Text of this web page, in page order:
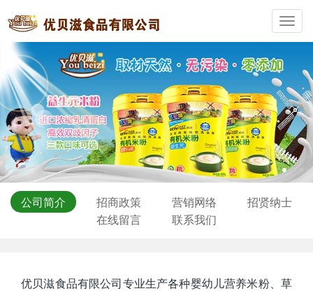
公司简介 招商政策 营销网络
招贤纳士
在线留言
联系我们
优贝滋食品有限公司专业生产各种婴幼儿营养米粉、草